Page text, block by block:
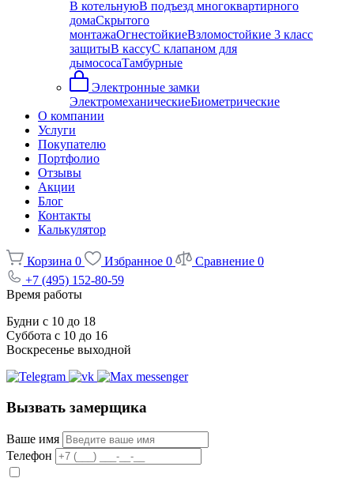
В котельнуюВ подъезд многоквартирного
домаСкрытого
монтажаОгнестойкиеВзломостойкие 3 класс
защитыВ кассуС клапаном для
дымососаТамбурные
Электронные замки
ЭлектромеханическиеБиометрические
О компании
Услуги
Покупателю
Портфолио
Отзывы
Акции
Блог
Контакты
Калькулятор
Корзина 0 Избранное 0 Сравнение 0
+7 (495) 152-80-59
Время работы
Будни с 10 до 18
Суббота с 10 до 16
Воскресенье выходной
Вызвать замерщика
Ваше имя
Телефон